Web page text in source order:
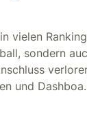
vielen
sondern
und